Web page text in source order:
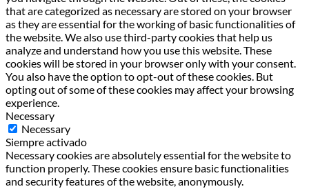
that are categorized as necessary are stored on your browser
as they are essential for the working of basic functionalities of
the website. We also use third-party cookies that help us
analyze and understand how you use this website. These
cookies will be stored in your browser only with your consent.
You also have the option to opt-out of these cookies. But
opting out of some of these cookies may affect your browsing
experience.
Necessary
Necessary
Siempre activado
Necessary cookies are absolutely essential for the website to
function properly. These cookies ensure basic functionalities
and security features of the website, anonymously.